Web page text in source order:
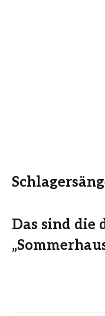
Das sind die